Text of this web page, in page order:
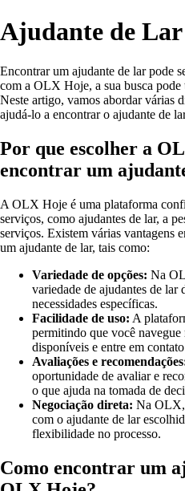
Ajudante de
Encontrar um ajudante de lar pode
com a OLX Hoje, a sua busca
Neste artigo, vamos abordar várias
ajudá-lo a encontrar o ajudante de
Por que escolher a
encontrar um
A OLX Hoje é uma plataforma
serviços, como ajudantes de lar, a
serviços. Existem várias vantagens
um ajudante de lar, tais como:
Variedade de opções: Na
variedade de ajudantes de lar
necessidades específicas.
Facilidade de uso: A
permitindo que você navegue
disponíveis e entre em
Avaliações e
oportunidade de avaliar e
o que ajuda na tomada de
Negociação direta: Na OLX,
com o ajudante de lar
flexibilidade no processo.
Como encontrar um